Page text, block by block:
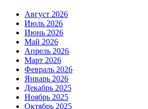
Август 2026
Июль 2026
Июнь 2026
Май 2026
Апрель 2026
Март 2026
Февраль 2026
Январь 2026
Декабрь 2025
Ноябрь 2025
Октябрь 2025